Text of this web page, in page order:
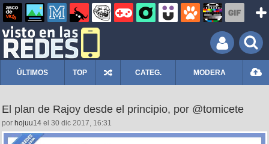
ÚLTIMOS TOP CATEG. MODERA
El plan de Rajoy desde el principio, por @tomicete
por hojuu14 el 30 dic 2017, 16:31